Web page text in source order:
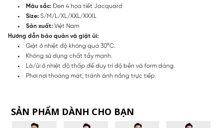
Màu sắc: Đen 4 họa tiết Jacquard
Size: S/M/L/XL/XXL/XXXL
Sản xuất: Việt Nam
Hướng dẫn bảo quản và giặt ủi:
Giặt ở nhiệt độ không quá 30°C.
Không sử dụng chất tẩy mạnh.
Là/ủi ở nhiệt độ thấp để duy trì độ bền và form dáng.
Phơi nơi thoáng mát, tránh ánh nắng trực tiếp.
SẢN PHẨM DÀNH CHO BẠN